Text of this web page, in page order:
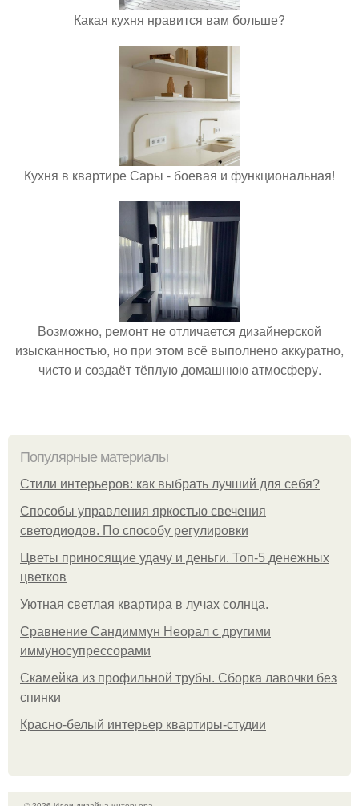
Какая кухня нравится вам больше?
Кухня в квартире Сары - боевая и функциональная!
Возможно, ремонт не отличается дизайнерской
изысканностью, но при этом всё выполнено аккуратно,
чисто и создаёт тёплую домашнюю атмосферу.
Популярные материалы
Стили интерьеров: как выбрать лучший для себя?
Способы управления яркостью свечения
светодиодов. По способу регулировки
Цветы приносящие удачу и деньги. Топ-5 денежных
цветков
Уютная светлая квартира в лучах солнца.
Сравнение Сандиммун Неорал с другими
иммуносупрессорами
Скамейка из профильной трубы. Сборка лавочки без
спинки
Красно-белый интерьер квартиры-студии